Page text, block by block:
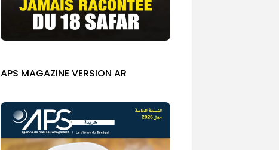
APS MAGAZINE VERSION AR